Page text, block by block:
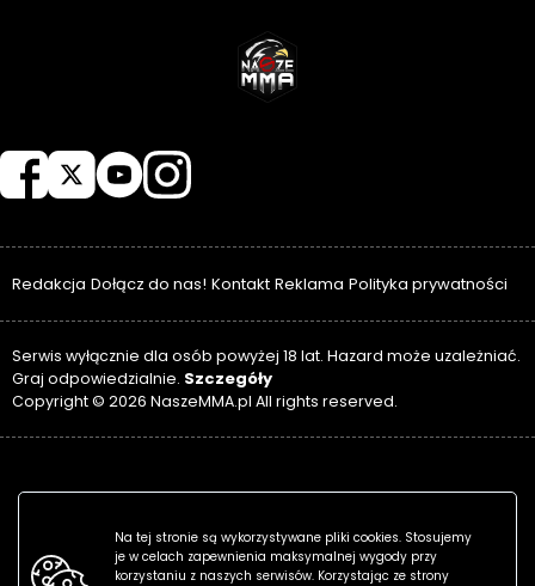
Redakcja Dołącz do nas! Kontakt Reklama Polityka prywatności
Serwis wyłącznie dla osób powyżej 18 lat. Hazard może uzależniać.
Graj odpowiedzialnie. Szczegóły
Copyright © 2026 NaszeMMA.pl All rights reserved.
Na tej stronie są wykorzystywane pliki cookies. Stosujemy
je w celach zapewnienia maksymalnej wygody przy
korzystaniu z naszych serwisów. Korzystając ze strony